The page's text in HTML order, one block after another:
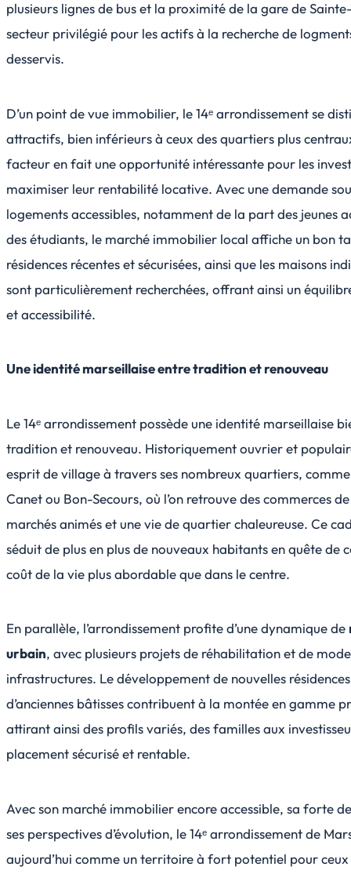
plusieurs lignes de bus et la proximité de la gare de
secteur privilégié pour les actifs à la recherche de
desservis.
D’un point de vue immobilier, le 14ᵉ arrondissement se
attractifs, bien inférieurs à ceux des quartiers plus
facteur en fait une opportunité intéressante pour les
maximiser leur rentabilité locative. Avec une demande
logements accessibles, notamment de la part des jeunes
des étudiants, le marché immobilier local affiche un bon
résidences récentes et sécurisées, ainsi que les maisons
sont particulièrement recherchées, offrant ainsi un
et accessibilité.
Une identité marseillaise entre tradition et renouveau
Le 14ᵉ arrondissement possède une identité marseillaise
tradition et renouveau. Historiquement ouvrier et
esprit de village à travers ses nombreux quartiers,
Canet ou Bon-Secours, où l’on retrouve des commerces
marchés animés et une vie de quartier chaleureuse. Ce
séduit de plus en plus de nouveaux habitants en quête de
coût de la vie plus abordable que dans le centre.
En parallèle, l’arrondissement profite d’une dynamique de
urbain, avec plusieurs projets de réhabilitation et de
infrastructures. Le développement de nouvelles
d’anciennes bâtisses contribuent à la montée en gamme
attirant ainsi des profils variés, des familles aux
placement sécurisé et rentable.
Avec son marché immobilier encore accessible, sa forte
ses perspectives d’évolution, le 14ᵉ arrondissement de
aujourd’hui comme un territoire à fort potentiel pour